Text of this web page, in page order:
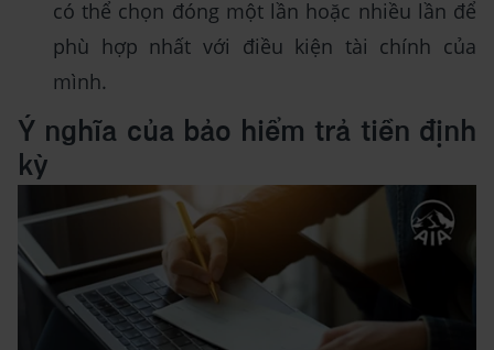
có thể chọn đóng một lần hoặc nhiều lần để
phù hợp nhất với điều kiện tài chính của
mình.
Ý nghĩa của bảo hiểm trả tiền định
kỳ